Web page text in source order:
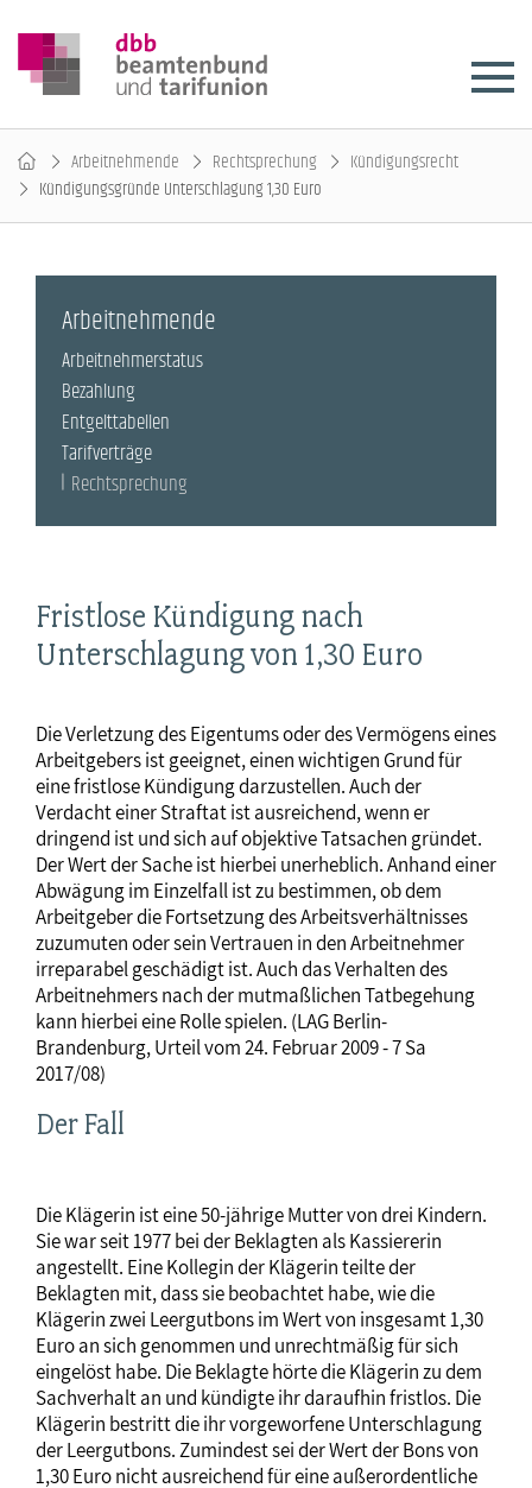
Arbeitnehmende Rechtsprechung
Kündigungsrecht
Kündigungsgründe Unterschlagung 1,30 Euro
Fristlose Kündigung nach
Unterschlagung von 1,30 Euro
Die Verletzung des Eigentums oder des Vermögens eines
Arbeitgebers ist geeignet, einen wichtigen Grund für
eine fristlose Kündigung darzustellen. Auch der
Verdacht einer Straftat ist ausreichend, wenn er
dringend ist und sich auf objektive Tatsachen gründet.
Der Wert der Sache ist hierbei unerheblich. Anhand einer
Abwägung im Einzelfall ist zu bestimmen, ob dem
Arbeitgeber die Fortsetzung des Arbeitsverhältnisses
zuzumuten oder sein Vertrauen in den Arbeitnehmer
irreparabel geschädigt ist. Auch das Verhalten des
Arbeitnehmers nach der mutmaßlichen Tatbegehung
kann hierbei eine Rolle spielen. (LAG Berlin-
Brandenburg, Urteil vom 24. Februar 2009 - 7 Sa
2017/08)
Der Fall
Die Klägerin ist eine 50-jährige Mutter von drei Kindern.
Sie war seit 1977 bei der Beklagten als Kassiererin
angestellt. Eine Kollegin der Klägerin teilte der
Beklagten mit, dass sie beobachtet habe, wie die
Klägerin zwei Leergutbons im Wert von insgesamt 1,30
Euro an sich genommen und unrechtmäßig für sich
eingelöst habe. Die Beklagte hörte die Klägerin zu dem
Sachverhalt an und kündigte ihr daraufhin fristlos. Die
Klägerin bestritt die ihr vorgeworfene Unterschlagung
der Leergutbons. Zumindest sei der Wert der Bons von
1,30 Euro nicht ausreichend für eine außerordentliche
Arbeitnehmende
Arbeitnehmerstatus
Bezahlung
Entgelttabellen
Tarifverträge
Rechtsprechung